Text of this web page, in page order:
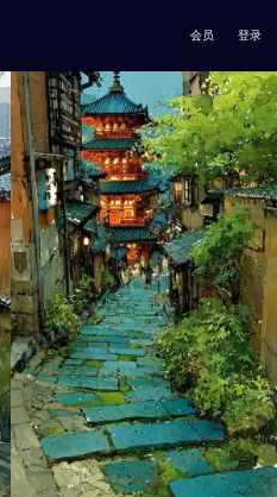
会员 登录